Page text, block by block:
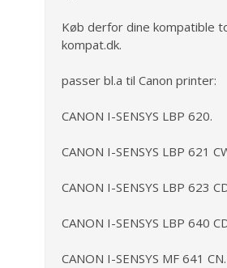
Køb derfor dine kompatible
kompat.dk.
passer bl.a til Canon printer:
CANON I-SENSYS LBP 620.
CANON I-SENSYS LBP 621
CANON I-SENSYS LBP 623
CANON I-SENSYS LBP 640
CANON I-SENSYS MF 641 CN.